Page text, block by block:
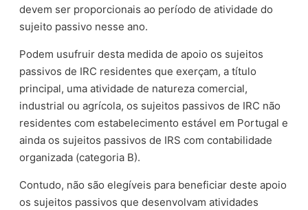
devem ser proporcionais ao período de atividade do
sujeito passivo nesse ano.
Podem usufruir desta medida de apoio os sujeitos
passivos de IRC residentes que exerçam, a título
principal, uma atividade de natureza comercial,
industrial ou agrícola, os sujeitos passivos de IRC não
residentes com estabelecimento estável em Portugal e
ainda os sujeitos passivos de IRS com contabilidade
organizada (categoria B).
Contudo, não são elegíveis para beneficiar deste apoio
os sujeitos passivos que desenvolvam atividades